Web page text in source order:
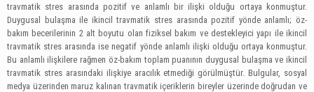
travmatik stres arasında pozitif ve anlamlı bir ilişki olduğu ortaya konmuştur.
Duygusal bulaşma ile ikincil travmatik stres arasında pozitif yönde anlamlı; öz-
bakım becerilerinin 2 alt boyutu olan fiziksel bakım ve destekleyici yapı ile ikincil
travmatik stres arasında ise negatif yönde anlamlı ilişki olduğu ortaya konmuştur.
Bu anlamlı ilişkilere rağmen öz-bakım toplam puanının duygusal bulaşma ve ikincil
travmatik stres arasındaki ilişkiye aracılık etmediği görülmüştür. Bulgular, sosyal
medya üzerinden maruz kalınan travmatik içeriklerin bireyler üzerinde doğrudan ve